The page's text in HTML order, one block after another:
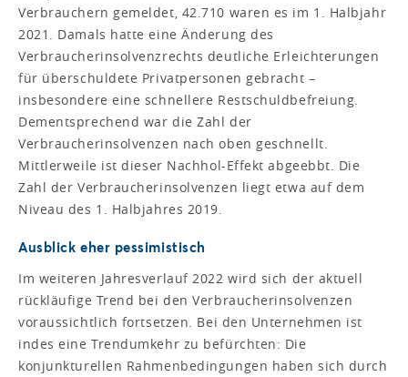
Verbrauchern gemeldet, 42.710 waren es im 1. Halbjahr
2021. Damals hatte eine Änderung des
Verbraucherinsolvenzrechts deutliche Erleichterungen
für überschuldete Privatpersonen gebracht –
insbesondere eine schnellere Restschuldbefreiung.
Dementsprechend war die Zahl der
Verbraucherinsolvenzen nach oben geschnellt.
Mittlerweile ist dieser Nachhol-Effekt abgeebbt. Die
Zahl der Verbraucherinsolvenzen liegt etwa auf dem
Niveau des 1. Halbjahres 2019.
Ausblick eher pessimistisch
Im weiteren Jahresverlauf 2022 wird sich der aktuell
rückläufige Trend bei den Verbraucherinsolvenzen
voraussichtlich fortsetzen. Bei den Unternehmen ist
indes eine Trendumkehr zu befürchten: Die
konjunkturellen Rahmenbedingungen haben sich durch